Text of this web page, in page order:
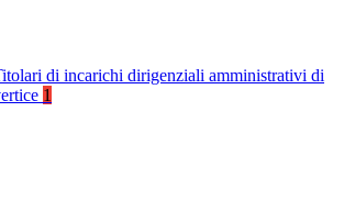
di incarichi dirigenziali amministrativi di
1